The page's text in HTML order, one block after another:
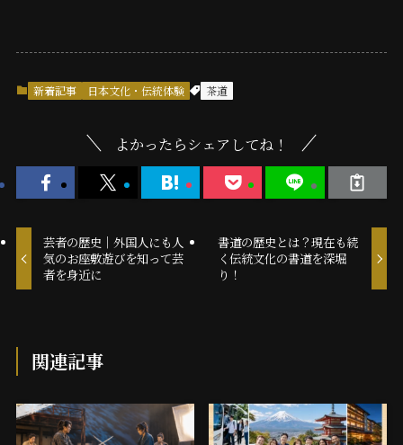
新着記事 日本文化・伝統体験 茶道
よかったらシェアしてね！
芸者の歴史｜外国人にも人
気のお座敷遊びを知って芸
者を身近に
書道の歴史とは？現在も続
く伝統文化の書道を深堀
り！
関連記事